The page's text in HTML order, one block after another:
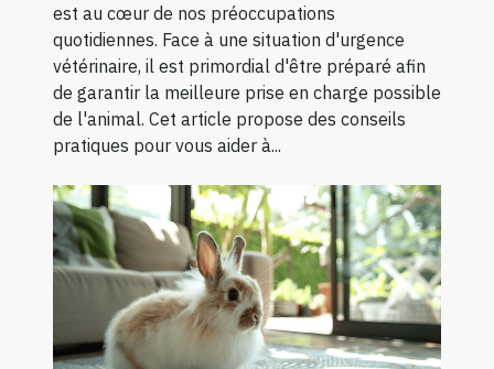
est au cœur de nos préoccupations
quotidiennes. Face à une situation d'urgence
vétérinaire, il est primordial d'être préparé afin
de garantir la meilleure prise en charge possible
de l'animal. Cet article propose des conseils
pratiques pour vous aider à...